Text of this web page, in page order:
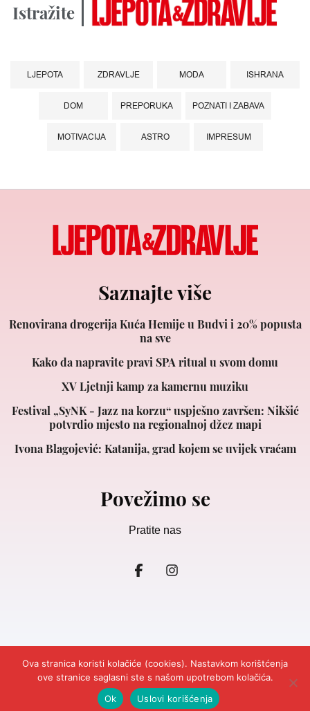
Istražite
LJEPOTA ZDRAVLJE MODA ISHRANA
DOM PREPORUKA POZNATI I ZABAVA
MOTIVACIJA ASTRO IMPRESUM
Saznajte više
Renovirana drogerija Kuća Hemije u Budvi i 20% popusta
na sve
Kako da napravite pravi SPA ritual u svom domu
XV Ljetnji kamp za kamernu muziku
Festival „SyNK - Jazz na korzu“ uspješno završen: Nikšić
potvrdio mjesto na regionalnoj džez mapi
Ivona Blagojević: Katanija, grad kojem se uvijek vraćam
Povežimo se
Pratite nas
© 2026Ljepota&Zdravlje Crna Gora.Design and DevelopmentCubes.
Marketing Kontakt Odricanje odgovornosti
Ova stranica koristi kolačiće (cookies). Nastavkom korištćenja
ove stranice saglasni ste s našom upotrebom kolačića.
Ok
Uslovi korišćenja